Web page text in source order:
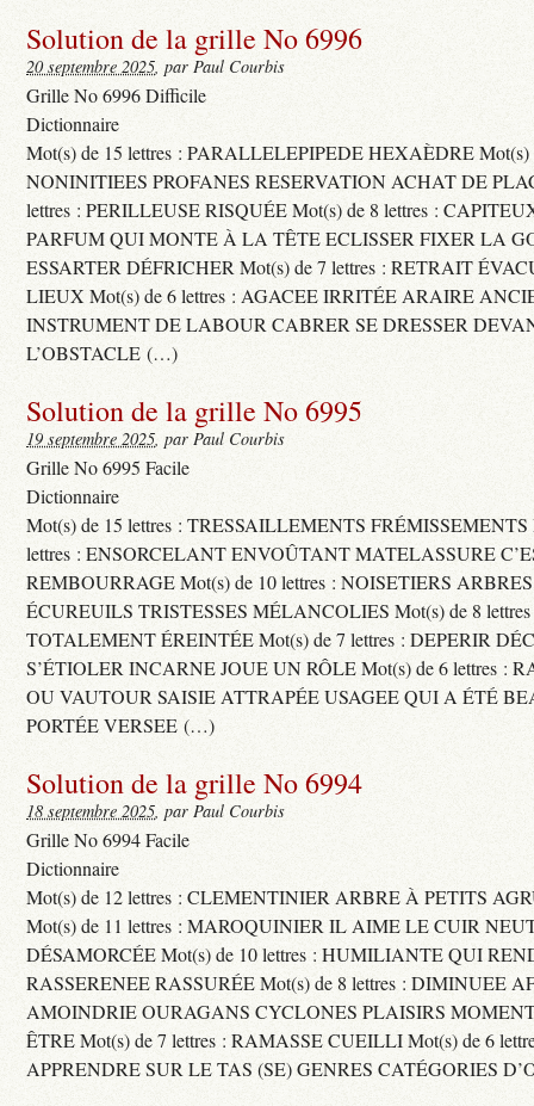
Solution de la grille No 6996
20 septembre 2025, par Paul Courbis
Grille No 6996 Difficile
Dictionnaire
Mot(s) de 15 lettres : PARALLELEPIPEDE HEXAÈDRE Mot(s)
NONINITIEES PROFANES RESERVATION ACHAT DE
lettres : PERILLEUSE RISQUÉE Mot(s) de 8 lettres :
PARFUM QUI MONTE À LA TÊTE ECLISSER FIXER LA
ESSARTER DÉFRICHER Mot(s) de 7 lettres : RETRAIT
LIEUX Mot(s) de 6 lettres : AGACEE IRRITÉE ARAIRE
INSTRUMENT DE LABOUR CABRER SE DRESSER
L’OBSTACLE (…)
Solution de la grille No 6995
19 septembre 2025, par Paul Courbis
Grille No 6995 Facile
Dictionnaire
Mot(s) de 15 lettres : TRESSAILLEMENTS FRÉMISSEMENTS
lettres : ENSORCELANT ENVOÛTANT MATELASSURE
REMBOURRAGE Mot(s) de 10 lettres : NOISETIERS
ÉCUREUILS TRISTESSES MÉLANCOLIES Mot(s) de 8
TOTALEMENT ÉREINTÉE Mot(s) de 7 lettres : DEPERIR
S’ÉTIOLER INCARNE JOUE UN RÔLE Mot(s) de 6 lettres :
OU VAUTOUR SAISIE ATTRAPÉE USAGEE QUI A ÉTÉ
PORTÉE VERSEE (…)
Solution de la grille No 6994
18 septembre 2025, par Paul Courbis
Grille No 6994 Facile
Dictionnaire
Mot(s) de 12 lettres : CLEMENTINIER ARBRE À PETITS
Mot(s) de 11 lettres : MAROQUINIER IL AIME LE CUIR
DÉSAMORCÉE Mot(s) de 10 lettres : HUMILIANTE QUI
RASSERENEE RASSURÉE Mot(s) de 8 lettres : DIMINUEE
AMOINDRIE OURAGANS CYCLONES PLAISIRS
ÊTRE Mot(s) de 7 lettres : RAMASSE CUEILLI Mot(s) de 6
APPRENDRE SUR LE TAS (SE) GENRES CATÉGORIES